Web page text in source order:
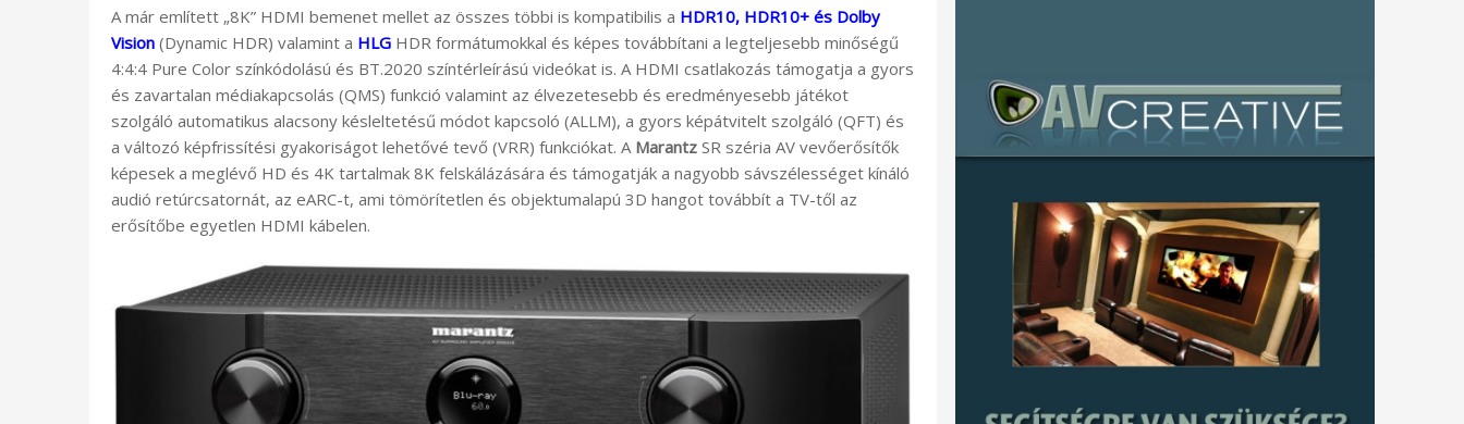
A már említett „8K” HDMI bemenet mellet az összes többi is kompatibilis a HDR10, HDR10+ és Dolby
Vision (Dynamic HDR) valamint a HLG HDR formátumokkal és képes továbbítani a legteljesebb minőségű
4:4:4 Pure Color színkódolású és BT.2020 színtérleírású videókat is. A HDMI csatlakozás támogatja a gyors
és zavartalan médiakapcsolás (QMS) funkció valamint az élvezetesebb és eredményesebb játékot
szolgáló automatikus alacsony késleltetésű módot kapcsoló (ALLM), a gyors képátvitelt szolgáló (QFT) és
a változó képfrissítési gyakoriságot lehetővé tevő (VRR) funkciókat. A Marantz SR széria AV vevőerősítők
képesek a meglévő HD és 4K tartalmak 8K felskálázására és támogatják a nagyobb sávszélességet kínáló
audió retúrcsatornát, az eARC-t, ami tömörítetlen és objektumalapú 3D hangot továbbít a TV-től az
erősítőbe egyetlen HDMI kábelen.